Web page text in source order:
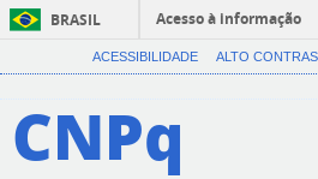
BRASIL
Acesso à informação
ACESSIBILIDADE ALTO
CNPq